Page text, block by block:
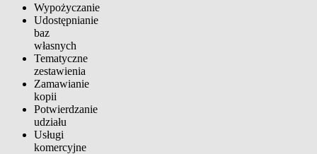
Wypożyczanie
Udostępnianie
baz
własnych
Tematyczne
zestawienia
Zamawianie
kopii
Potwierdzanie
udziału
Usługi
komercyjne